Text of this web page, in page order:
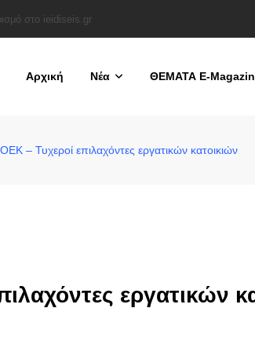
Είχε αναθέσει απευθείας σε τεχνική εταιρεία τις
Αρχική Νέα ΘΕΜΑΤΑ E-
– Τυχεροί επιλαχόντες εργατικών κατοικιών
εργατικών